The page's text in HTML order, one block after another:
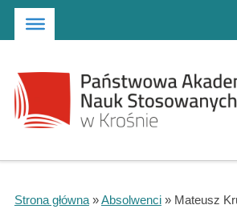
Strona główna
Przejdź do wyszukiwarki
Przejdź do menu głównego
Strona główna»Absolwenci» Mateusz